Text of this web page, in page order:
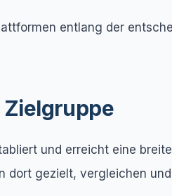
entlang der
Zielgruppe
und erreicht eine
dort gezielt, vergleichen